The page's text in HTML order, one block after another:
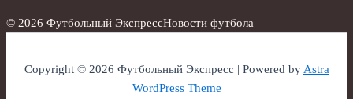
© 2026 Футбольный ЭкспрессНовости футбола
Copyright © 2026 Футбольный Экспресс | Powered byAstra
WordPress Theme